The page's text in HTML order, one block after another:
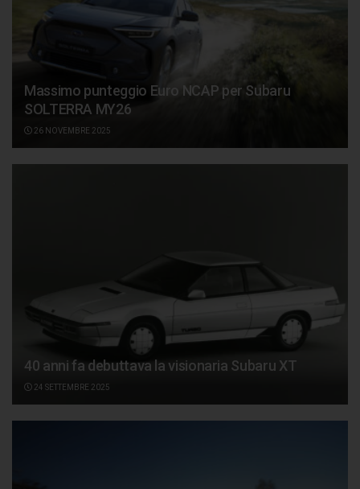
Massimo punteggio Euro NCAP per Subaru
SOLTERRA MY26
26 NOVEMBRE 2025
40 anni fa debuttava la visionaria Subaru XT
24 SETTEMBRE 2025